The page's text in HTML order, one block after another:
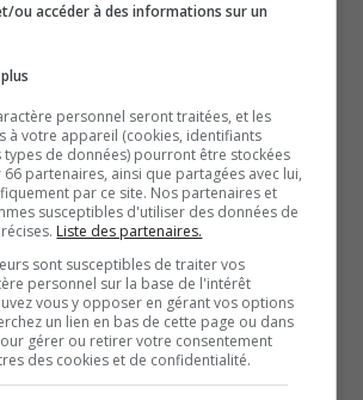
13h57
une piste cyclable pour une
ou accéder à des informations sur un
personnel seront traitées, et les
à votre appareil (cookies, identifiants
types de données) pourront être stockées
partenaires, ainsi que partagées avec lui,
par ce site. Nos partenaires et
susceptibles d'utiliser des données de
Liste des partenaires.
sont susceptibles de traiter vos
personnel sur la base de l'intérêt
vous y opposer en gérant vos options
un lien en bas de cette page ou dans
gérer ou retirer votre consentement
des cookies et de confidentialité.